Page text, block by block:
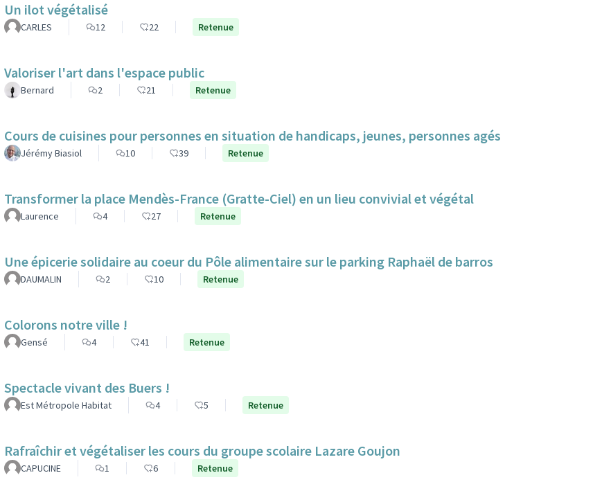
Un ilot végétalisé
CARLES 12 22 Retenue
Valoriser l'art dans l'espace public
Bernard 2 21 Retenue
Cours de cuisines pour personnes en situation de handicaps, jeunes, personnes agés
Jérémy Biasiol 10 39 Retenue
Transformer la place Mendès-France (Gratte-Ciel) en un lieu convivial et végétal
Laurence 4 27 Retenue
Une épicerie solidaire au coeur du Pôle alimentaire sur le parking Raphaël de barros
DAUMALIN 2 10 Retenue
Colorons notre ville !
Gensé 4 41 Retenue
Spectacle vivant des Buers !
Est Métropole Habitat 4 5 Retenue
Rafraîchir et végétaliser les cours du groupe scolaire Lazare Goujon
CAPUCINE 1 6 Retenue